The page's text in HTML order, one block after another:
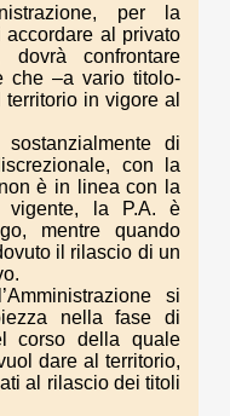
per la
al privato
confrontare
che –a vario titolo-
in vigore al
di
con la
è in linea con la
vigente, la P.A. è
mentre quando
il rilascio di un
si
nella fase di
corso della quale
dare al territorio,
al rilascio dei titoli